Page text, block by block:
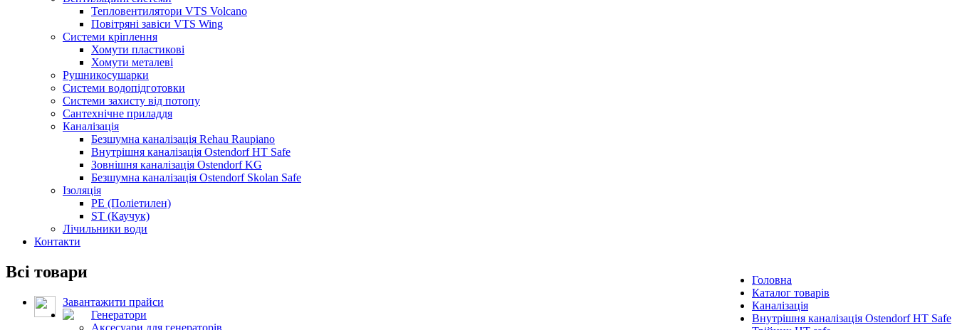
Тепловентилятори VTS Volcano
Повітряні завіси VTS Wing
Системи кріплення
Хомути пластикові
Хомути металеві
Рушникосушарки
Системи водопідготовки
Системи захисту від потопу
Сантехнічне приладдя
Каналізація
Безшумна каналізація Rehau Raupiano
Внутрішня каналізація Ostendorf HT Safe
Зовнішня каналізація Ostendorf KG
Безшумна каналізація Ostendorf Skolan Safe
Ізоляція
PE (Поліетилен)
ST (Каучук)
Лічильники води
Контакти
Головна
Каталог товарів
Каналізація
Внутрішня каналізація Ostendorf HT Safe
Всі товари
Завантажити прайси
Генератори
Аксесуари для генераторів